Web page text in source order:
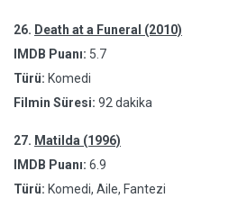
26. Death at a Funeral (2010)
IMDB Puanı: 5.7
Türü: Komedi
Filmin Süresi: 92 dakika
27. Matilda (1996)
IMDB Puanı: 6.9
Türü: Komedi, Aile, Fantezi